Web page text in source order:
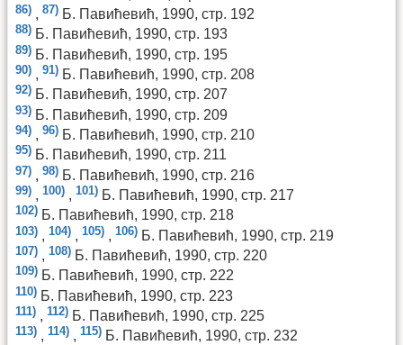
86) , 87) Б. Павићевић, 1990, стр. 192
88) Б. Павићевић, 1990, стр. 193
89) Б. Павићевић, 1990, стр. 195
90) , 91) Б. Павићевић, 1990, стр. 208
92) Б. Павићевић, 1990, стр. 207
93) Б. Павићевић, 1990, стр. 209
94) , 96) Б. Павићевић, 1990, стр. 210
95) Б. Павићевић, 1990, стр. 211
97) , 98) Б. Павићевић, 1990, стр. 216
99) , 100) , 101) Б. Павићевић, 1990, стр. 217
102) Б. Павићевић, 1990, стр. 218
103) , 104) , 105) , 106) Б. Павићевић, 1990, стр. 219
107) , 108) Б. Павићевић, 1990, стр. 220
109) Б. Павићевић, 1990, стр. 222
110) Б. Павићевић, 1990, стр. 223
111) , 112) Б. Павићевић, 1990, стр. 225
113) , 114) , 115) Б. Павићевић, 1990, стр. 232